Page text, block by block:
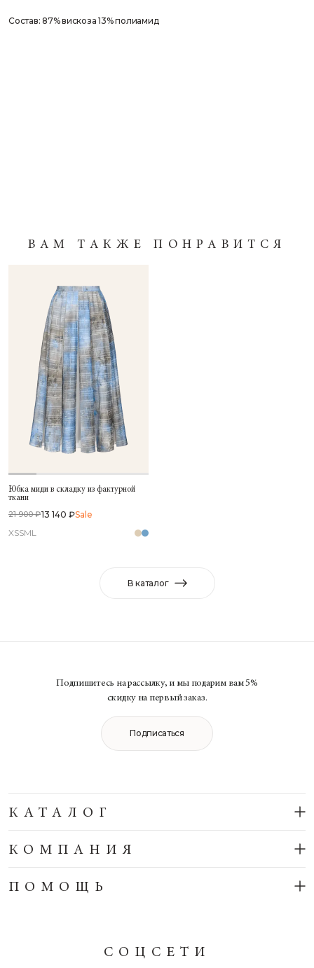
Состав: 87% вискоза 13% полиамид
ВАМ ТАКЖЕ ПОНРАВИТСЯ
Юбка миди в складку из фактурной
ткани
21 900 ₽13 140 ₽Sale
XSSML
В каталог
Подпишитесь на рассылку, и мы подарим вам 5%
скидку на первый заказ.
Подписаться
СОЦСЕТИ
КАТАЛОГ
КОМПАНИЯ
ПОМОЩЬ